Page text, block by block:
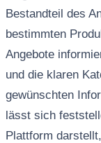
Bestandteil des
bestimmten
Angebote
und die klaren
gewünschten
lässt sich
Plattform